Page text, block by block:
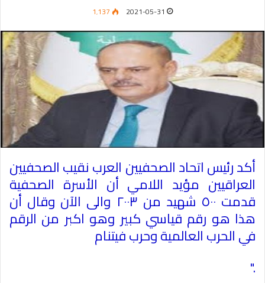
2021-05-31 1٬137
أكد رئيس اتحاد الصحفيين العرب نقيب الصحفيين
العراقيين مؤيد اللامي أن الأسرة الصحفية
قدمت ٥٠٠ شهيد من ٢٠٠٣ والى الآن وقال أن
هذا هو رقم قياسي كبير وهو اكبر من الرقم
في الحرب العالمية وحرب فيتنام
".